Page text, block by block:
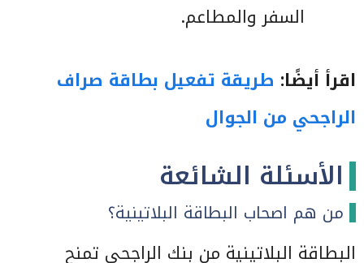
السفر والمطاعم.
اقرأ أيضًا: طريقة تفعيل بطاقة صراف
الراجحي من الجوال
الأسئلة الشائعة
من هم اصحاب البطاقة البلاتينية؟
البطاقة البلاتينية من بنك الراجحي تمنح